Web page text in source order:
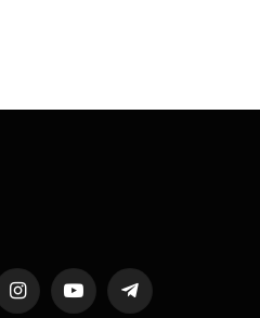
InstagramYouTubeTelegram